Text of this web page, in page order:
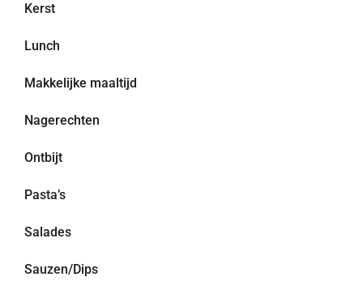
Kerst
Lunch
Makkelijke maaltijd
Nagerechten
Ontbijt
Pasta’s
Salades
Sauzen/Dips